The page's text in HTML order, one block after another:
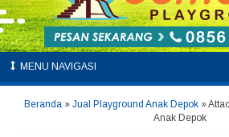
MENU NAVIGASI
Beranda» Jual Playground Anak Depok»
Anak Depok